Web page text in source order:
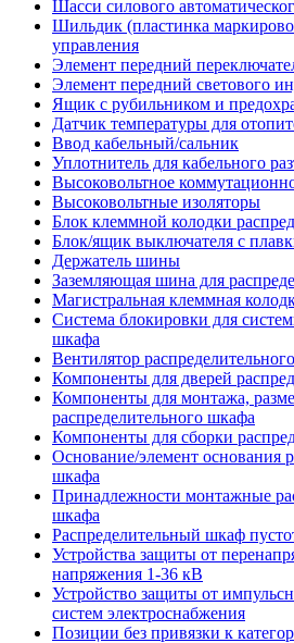
Шасси силового
Шильдик (пластинка
управления
Элемент передний
Элемент передний светового
Ящик с рубильником и
Датчик температуры для
Ввод кабельный/сальник
Уплотнитель для кабельного
Высоковольтное
Высоковольтные изоляторы
Блок клеммной колодки
Блок/ящик выключателя с
Держатель шины
Заземляющая шина для
Магистральная клеммная
Система блокировки для
шкафа
Вентилятор
Компоненты для дверей
Компоненты для монтажа,
распределительного шкафа
Компоненты для сборки
Основание/элемент основания
шкафа
Принадлежности монтажные
шкафа
Распределительный шкаф
Устройства защиты от
напряжения 1-36 кВ
Устройство защиты от
систем электроснабжения
Позиции без привязки к